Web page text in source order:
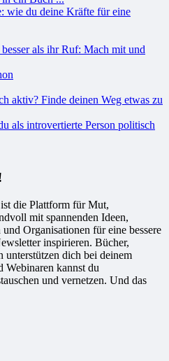
wie du deine Kräfte für eine
als introvertierte Person politisch
die Plattform für Mut,
mit spannenden Ideen,
Organisationen für eine bessere
inspirieren. Bücher,
unterstützen dich bei deinem
Webinaren kannst du
und vernetzen. Und das